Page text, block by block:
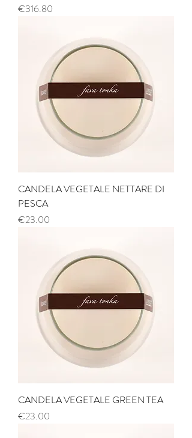
Price
€316.80
CANDELA VEGETALE NETTARE DI
PESCA
Price
€23.00
CANDELA VEGETALE GREEN TEA
Price
€23.00